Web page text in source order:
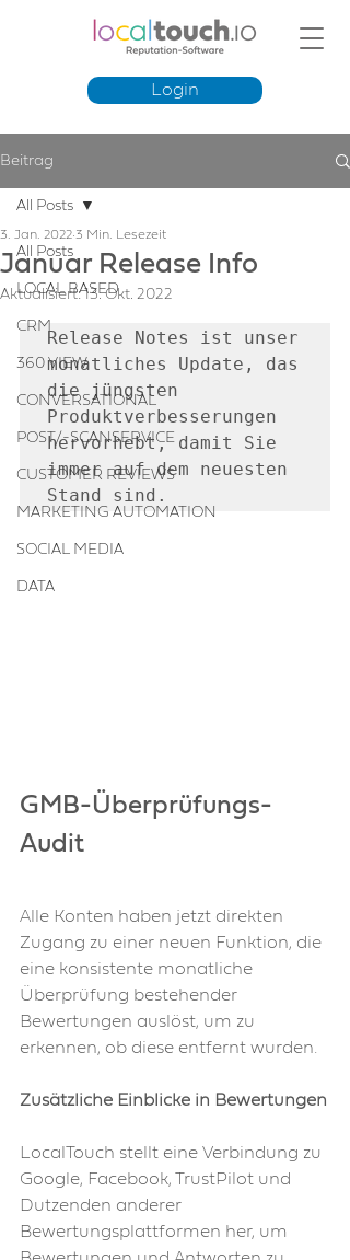
Login
Beitrag
All Posts
LOCAL BASED
CRM
360 VIEW
CONVERSATIONAL
POST/-SCANSERVICE
CUSTOMER REVIEWS
MARKETING AUTOMATION
SOCIAL MEDIA
DATA
All Posts
Januar Release Info
3. Jan. 2022 3 Min. Lesezeit
Aktualisiert:13. Okt. 2022
Release Notes ist unser
monatliches Update, das
die jüngsten
Produktverbesserungen
hervorhebt, damit Sie
immer auf dem neuesten
Stand sind.
GMB-Überprüfungs-
Audit
Alle Konten haben jetzt direkten
Zugang zu einer neuen Funktion, die
eine konsistente monatliche
Überprüfung bestehender
Bewertungen auslöst, um zu
erkennen, ob diese entfernt wurden.
Zusätzliche Einblicke in Bewertungen
LocalTouch stellt eine Verbindung zu
Google, Facebook, TrustPilot und
Dutzenden anderer
Bewertungsplattformen her, um